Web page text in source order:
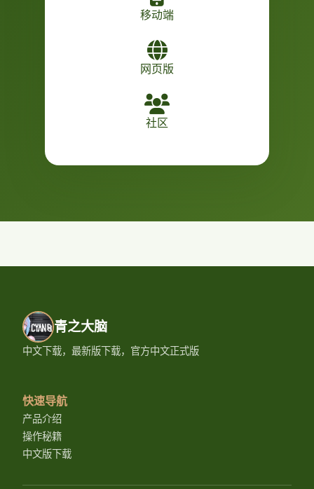
移动端
网页版
社区
青之大脑
中文下载，最新版下载，官方中文正式版
快速导航
产品介绍
操作秘籍
中文版下载